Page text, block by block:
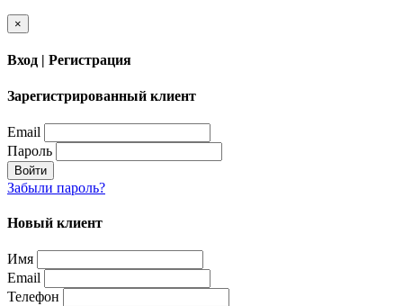
×
Вход | Регистрация
Зарегистрированный клиент
Email
Пароль
Войти
Забыли пароль?
Новый клиент
Имя
Email
Телефон